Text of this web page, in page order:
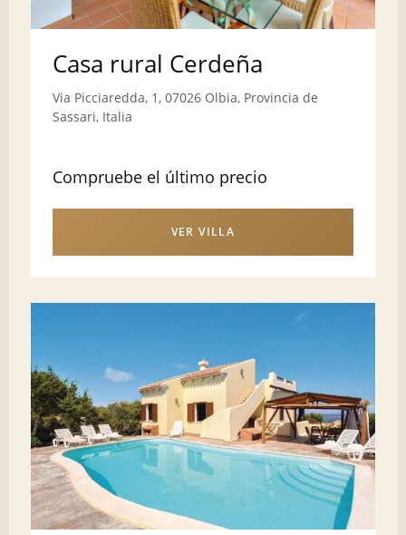
Casa rural Cerdeña
Via Picciaredda, 1, 07026 Olbia, Provincia de
Sassari, Italia
Compruebe el último precio
VER VILLA